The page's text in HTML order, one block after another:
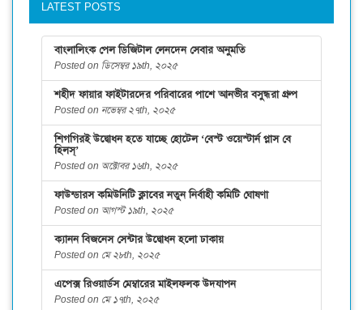
LATEST POSTS
বাংলালিংক পেল ডিজিটাল লেনদেন সেবার অনুমতি
Posted on ডিসেম্বর ১৯th, ২০২৫
শহীদ ফায়ার ফাইটারদের পরিবারের পাশে আনভীর বসুন্ধরা গ্রুপ
Posted on নভেম্বর ২৭th, ২০২৫
শিগগিরই উদ্বোধন হতে যাচ্ছে হোটেল ‘বেস্ট ওয়েস্টার্ন প্লাস বে
হিলস্’
Posted on অক্টোবর ১৬th, ২০২৫
ফাউন্ডারস কমিউনিটি ক্লাবের নতুন নির্বাহী কমিটি ঘোষণা
Posted on আগস্ট ১৯th, ২০২৫
ক্যানন বিজনেস সেন্টার উদ্বোধন হলো ঢাকায়
Posted on মে ২৮th, ২০২৫
এপেক্স রিওয়ার্ডস মেম্বারের মাইলফলক উদযাপন
Posted on মে ১৭th, ২০২৫